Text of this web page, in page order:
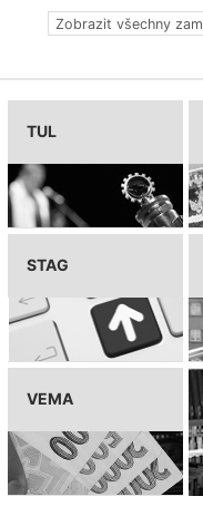
Zobrazit všechny
TUL
STAG
VEMA